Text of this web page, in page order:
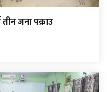
जना पक्राउ